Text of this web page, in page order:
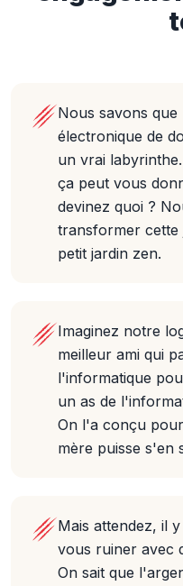
Nous savons que
électronique de
un vrai
ça peut vous
devinez quoi ?
transformer cette
petit jardin zen.
Imaginez notre
meilleur ami qui
l'informatique
un as de
On l'a conçu
mère puisse s'en
Mais attendez, il
vous ruiner avec
On sait que